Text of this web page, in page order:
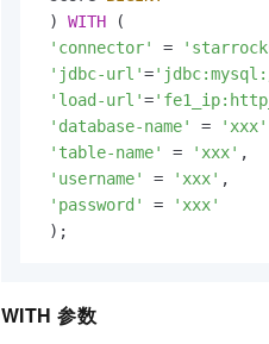
) WITH (
'connector'
=
'jdbc-url'=
'load-url'=
'database-name'
= 'xxx'
'table-name'
= 'xxx' ,
'username'
= 'xxx' ,
'password'
=
'xxx'
);
WITH 参数